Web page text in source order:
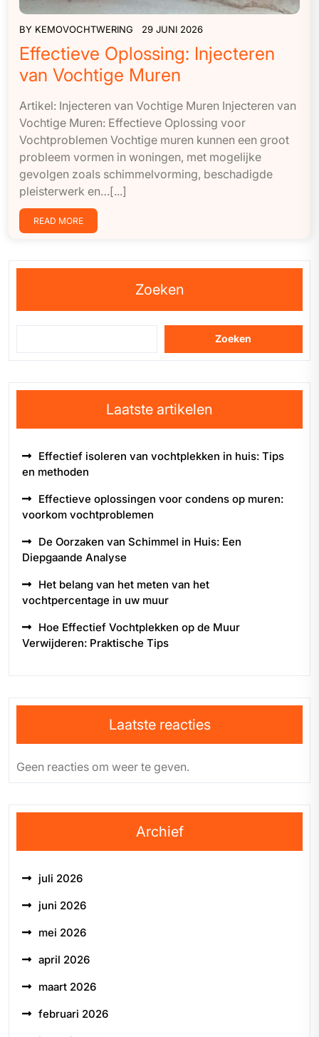
BY KEMOVOCHTWERING 29 JUNI 2026
Effectieve Oplossing: Injecteren
van Vochtige Muren
Artikel: Injecteren van Vochtige Muren Injecteren van
Vochtige Muren: Effectieve Oplossing voor
Vochtproblemen Vochtige muren kunnen een groot
probleem vormen in woningen, met mogelijke
gevolgen zoals schimmelvorming, beschadigde
pleisterwerk en…[...]
READ MORE
Zoeken
Zoeken
Laatste artikelen
Effectief isoleren van vochtplekken in huis: Tips
en methoden
Effectieve oplossingen voor condens op muren:
voorkom vochtproblemen
De Oorzaken van Schimmel in Huis: Een
Diepgaande Analyse
Het belang van het meten van het
vochtpercentage in uw muur
Hoe Effectief Vochtplekken op de Muur
Verwijderen: Praktische Tips
Laatste reacties
Geen reacties om weer te geven.
Archief
juli 2026
juni 2026
mei 2026
april 2026
maart 2026
februari 2026